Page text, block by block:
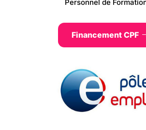
Personnel de
Financement CPF